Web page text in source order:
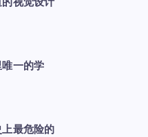
视觉设计
一的学
最危险的